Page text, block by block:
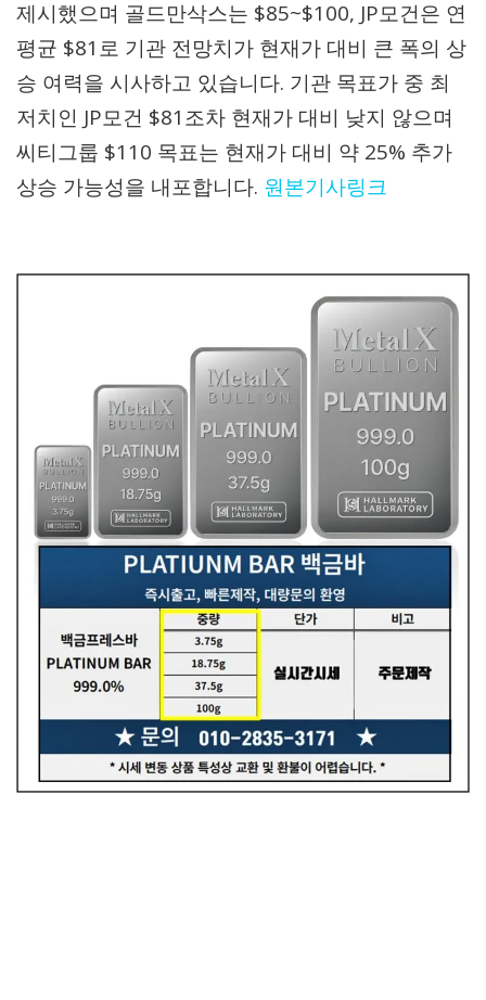
제시했으며 골드만삭스는 $85~$100, JP모건은 연
평균 $81로 기관 전망치가 현재가 대비 큰 폭의 상
승 여력을 시사하고 있습니다. 기관 목표가 중 최
저치인 JP모건 $81조차 현재가 대비 낮지 않으며
씨티그룹 $110 목표는 현재가 대비 약 25% 추가
상승 가능성을 내포합니다. 원본기사링크